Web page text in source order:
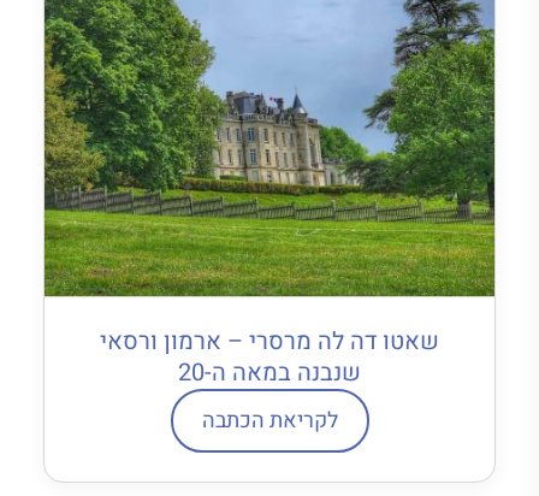
שאטו דה לה מרסרי – ארמון ורסאי
שנבנה במאה ה-20
לקריאת הכתבה